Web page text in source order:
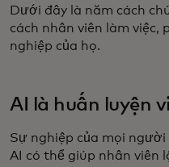
Dưới đây là năm cách
cách nhân viên làm việc,
nghiệp của họ.
AI là huấn luyện
Sự nghiệp của mọi
AI có thể giúp nhân viên